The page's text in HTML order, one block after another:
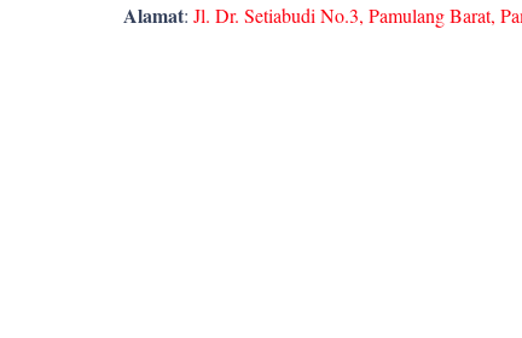
Alamat: Jl. Dr. Setiabudi No.3, Pamulang Barat,